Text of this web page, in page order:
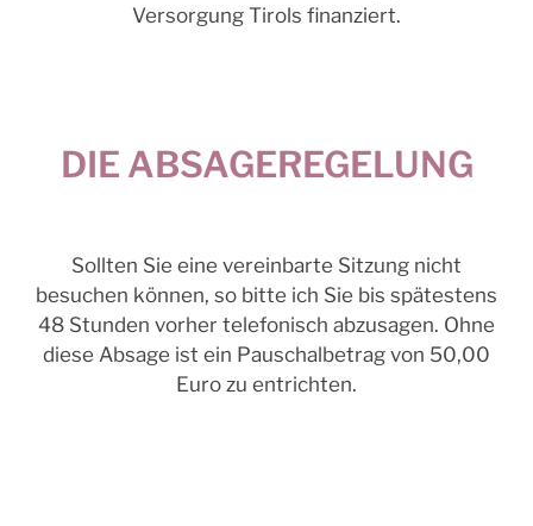
Versorgung Tirols finanziert.
DIE ABSAGEREGELUNG
Sollten Sie eine vereinbarte Sitzung nicht
besuchen können, so bitte ich Sie bis spätestens
48 Stunden vorher telefonisch abzusagen. Ohne
diese Absage ist ein Pauschalbetrag von 50,00
Euro zu entrichten.